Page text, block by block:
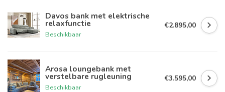
Davos bank met elektrische
relaxfunctie
Beschikbaar
€2.895,00
Arosa loungebank met
verstelbare rugleuning
Beschikbaar
€3.595,00